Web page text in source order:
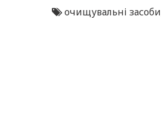
очищувальні засоби